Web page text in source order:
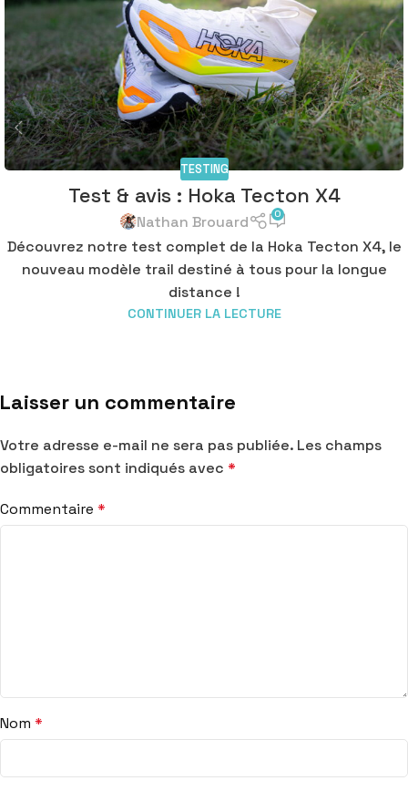
TESTING
Test & avis : Hoka Tecton X4
Nathan Brouard 0
Découvrez notre test complet de la Hoka Tecton X4, le
nouveau modèle trail destiné à tous pour la longue
distance !
CONTINUER LA LECTURE
Laisser un commentaire
Votre adresse e-mail ne sera pas publiée. Les champs
obligatoires sont indiqués avec *
Commentaire *
Nom *